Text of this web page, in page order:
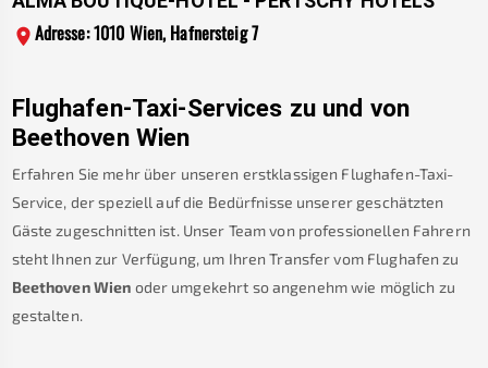
Adresse: 1010 Wien, Hafnersteig 7
Flughafen-Taxi-Services zu und von
Beethoven Wien
Erfahren Sie mehr über unseren erstklassigen Flughafen-Taxi-
Service, der speziell auf die Bedürfnisse unserer geschätzten
Gäste zugeschnitten ist. Unser Team von professionellen Fahrern
steht Ihnen zur Verfügung, um Ihren Transfer vom Flughafen zu
Beethoven Wien oder umgekehrt so angenehm wie möglich zu
gestalten.